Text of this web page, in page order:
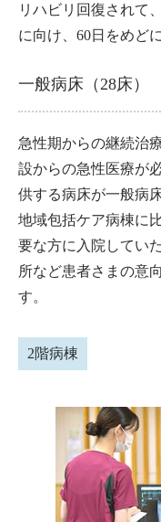
リハビリ回復されて
に向け、60日をめど
一般病床（28床）
急性期からの継続治
設からの急性医療が
供する病床が一般病
地域包括ケア病棟に
要な方に入院してい
所など患者さまの意
す。
2階病棟